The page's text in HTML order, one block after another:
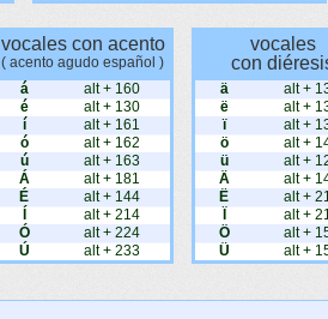
vocales con acento
( acento agudo español )
á
alt + 160
é
alt + 130
í
alt + 161
ó
alt + 162
ú
alt + 163
Á
alt + 181
É
alt + 144
alt + 214
Ó
alt + 224
Ú
alt + 233
vocales
con
ä
alt +
ë
alt +
ï
alt +
ö
alt +
ü
alt +
Ä
alt +
Ë
alt +
alt +
Ö
alt +
Ü
alt +